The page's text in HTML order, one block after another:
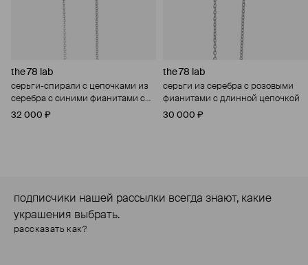
the 78 lab
серьги-спирали с цепочками из
серебра с синими фианитами с
длинной цепочкой
32 000 ₽
the 78 lab
серьги из серебра с розовыми
фианитами с длинной цепочкой
30 000 ₽
подписчики нашей рассылки всегда знают, какие
украшения выбрать.
рассказать как?